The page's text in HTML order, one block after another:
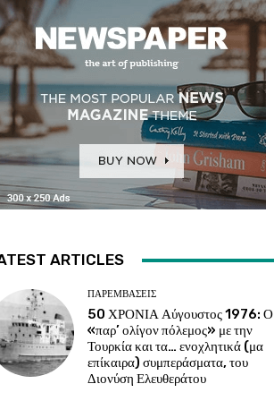
ARTICLES
ΠΑΡΕΜΒΑΣΕΙΣ
50 ΧΡΟΝΙΑ Αύγουστος 1976: Ο
«παρ’ ολίγον πόλεμος» με την
Τουρκία και τα… ενοχλητικά (μα
επίκαιρα) συμπεράσματα, του
Διονύση Ελευθεράτου